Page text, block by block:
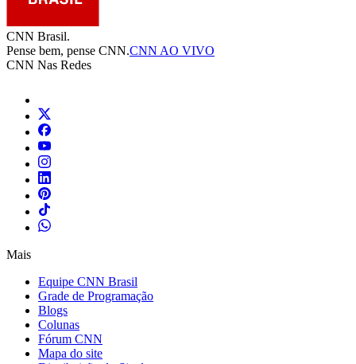
CNN Brasil.
Pense bem, pense CNN.CNN AO VIVO
CNN Nas Redes
Mais
Equipe CNN Brasil
Grade de Programação
Blogs
Colunas
Fórum CNN
Mapa do site